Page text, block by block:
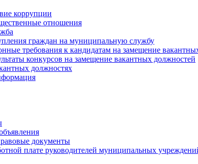
коррупции
отношения
граждан на муниципальную службу
требования к кандидатам на замещение
конкурсов на замещение вакантных должностей
должностях
документы
плате руководителей муниципальных